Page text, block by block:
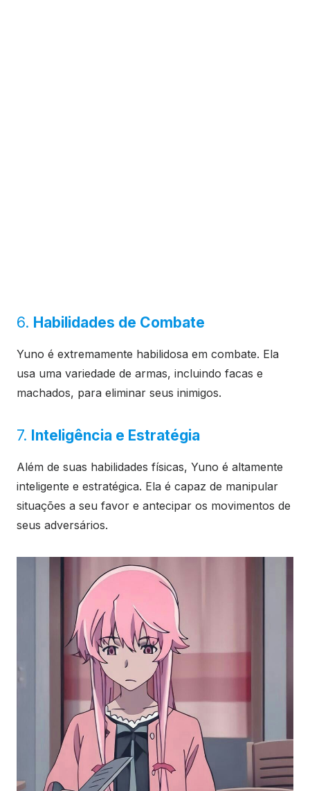
6. Habilidades de Combate
Yuno é extremamente habilidosa em combate. Ela
usa uma variedade de armas, incluindo facas e
machados, para eliminar seus inimigos.
7. Inteligência e Estratégia
Além de suas habilidades físicas, Yuno é altamente
inteligente e estratégica. Ela é capaz de manipular
situações a seu favor e antecipar os movimentos de
seus adversários.